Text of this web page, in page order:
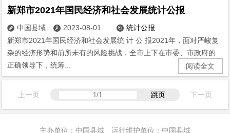
新郑市2021年国民经济和社会发展统计公报
 中国县域  2023-08-01  统计公报
新郑市2021年国民经济和社会发展统 计 公 报2021年，面对严峻复
杂的经济形势和前所未有的风险挑战，全市上下在市委、市政府的
正确领导下，统筹...
阅读全文
上一页 跳页 下一页
主办单位：中国县域 运行维护单位：中国县域